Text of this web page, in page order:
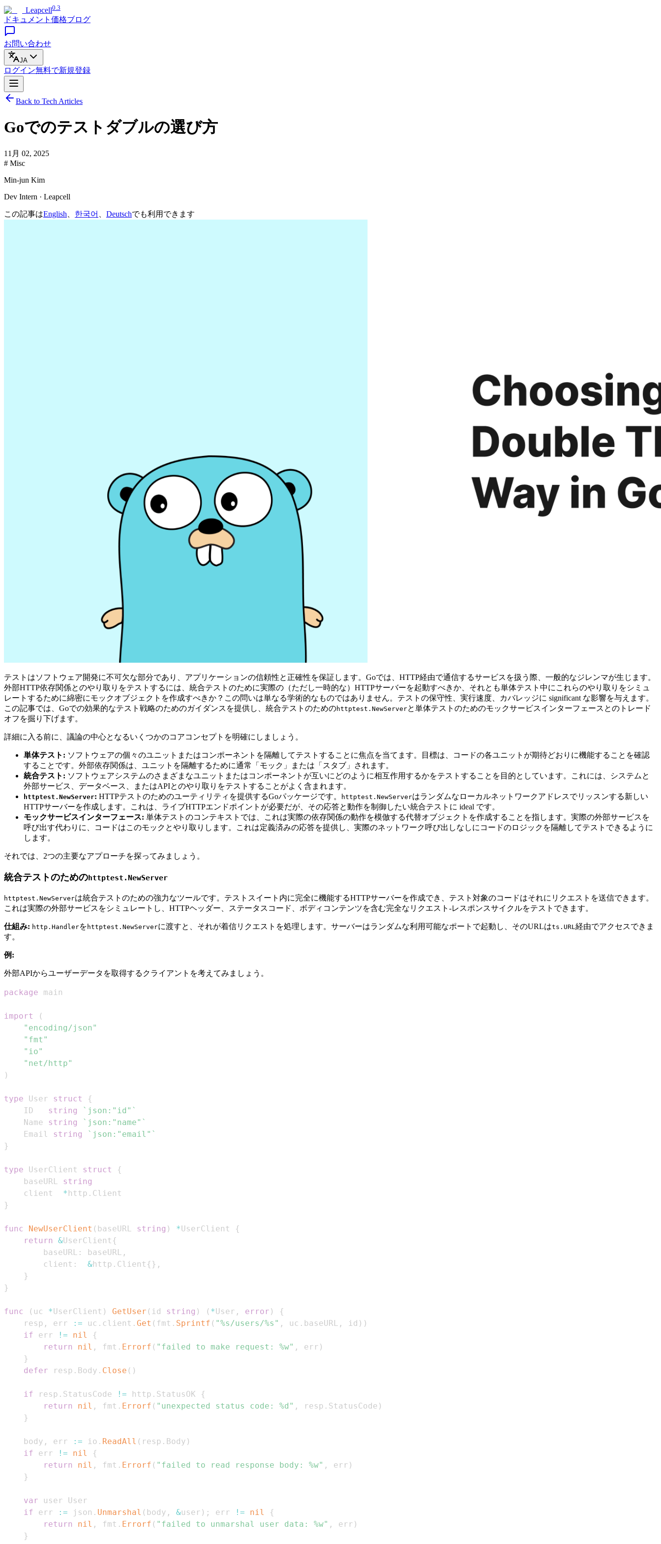
Leapcell0.3
ドキュメント 価格ブログ
お問い合わせ
JA
ログイン無料で新規登録
Back to Tech Articles
Goでのテストダブルの選び方
11月 02, 2025
# Misc
Min-jun Kim
Dev Intern · Leapcell
この記事はEnglish 한국어 Deutschでも利用できます
テストはソフトウェア開発に不可欠な部分であり、アプリケーションの信頼性と正確性を保証します。Goでは、HTTP経由で通信するサービスを扱う際、一般的なジレンマが生じます。
外部HTTP依存関係とのやり取りをテストするには、統合テストのために実際の（ただし一時的な）HTTPサーバーを起動すべきか、それとも単体テスト中にこれらのやり取りをシミュ
レートするために綿密にモックオブジェクトを作成すべきか？この問いは単なる学術的なものではありません。テストの保守性、実行速度、カバレッジに significant な影響を与えます。
この記事では、Goでの効果的なテスト戦略のためのガイダンスを提供し、統合テストのためのhttptest.NewServerと単体テストのためのモックサービスインターフェースとのトレード
オフを掘り下げます。
詳細に入る前に、議論の中心となるいくつかのコアコンセプトを明確にしましょう。
単体テスト: ソフトウェアの個々のユニットまたはコンポーネントを隔離してテストすることに焦点を当てます。目標は、コードの各ユニットが期待どおりに機能することを確認
することです。外部依存関係は、ユニットを隔離するために通常「モック」または「スタブ」されます。
統合テスト: ソフトウェアシステムのさまざまなユニットまたはコンポーネントが互いにどのように相互作用するかをテストすることを目的としています。これには、システムと
外部サービス、データベース、またはAPIとのやり取りをテストすることがよく含まれます。
httptest.NewServer: HTTPテストのためのユーティリティを提供するGoパッケージです。 httptest.NewServerはランダムなローカルネットワークアドレスでリッスンする新しい
HTTPサーバーを作成します。これは、ライブHTTPエンドポイントが必要だが、その応答と動作を制御したい統合テストに ideal です。
モックサービスインターフェース: 単体テストのコンテキストでは、これは実際の依存関係の動作を模倣する代替オブジェクトを作成することを指します。実際の外部サービスを
呼び出す代わりに、コードはこのモックとやり取りします。これは定義済みの応答を提供し、実際のネットワーク呼び出しなしにコードのロジックを隔離してテストできるように
します。
それでは、2つの主要なアプローチを探ってみましょう。
統合テストのためのhttptest.NewServer
httptest.NewServerは統合テストのための強力なツールです。テストスイート内に完全に機能するHTTPサーバーを作成でき、テスト対象のコードはそれにリクエストを送信できます。
これは実際の外部サービスをシミュレートし、HTTPヘッダー、ステータスコード、ボディコンテンツを含む完全なリクエスト-レスポンスサイクルをテストできます。
仕組み: http.Handlerを httptest.NewServerに渡すと、それが着信リクエストを処理します。サーバーはランダムな利用可能なポートで起動し、そのURLはts.URL 経由でアクセスできま
す。
例:
外部APIからユーザーデータを取得するクライアントを考えてみましょう。
package
import
(
"encoding/json"
"fmt"
"io"
"net/http"
)
type User struct
{
	ID
string
`json:"id"`
	Name
string
`json:"name"`
	Email
string
`json:"email"`
}
type UserClient struct
{
	baseURL
string
	client
*http .
}
func NewUserClient ( baseURL string ) *UserClient
{
return
&UserClient {
		baseURL
: baseURL ,
		client
: &http . Client { } ,
}
}
func ( uc *UserClient ) GetUser ( id string ) ( *User , error )
{
	resp
, err := uc . client . Get ( fmt . Sprintf ( "%s/users/%s" , uc . baseURL , id ) )
if err != nil
{
return
nil , fmt . Errorf ( "failed to make request: %w" , err )
}
defer resp . Body . Close ( )
if resp . StatusCode != http . StatusOK
{
return
nil , fmt . Errorf ( "unexpected status code: %d" , resp . StatusCode )
}
	body
, err := io . ReadAll ( resp . Body )
if err != nil
{
return
nil , fmt . Errorf ( "failed to read response body: %w" , err )
}
var
if err := json . Unmarshal ( body , &user ) ; err != nil
{
return
nil , fmt . Errorf ( "failed to unmarshal user data: %w" , err )
}